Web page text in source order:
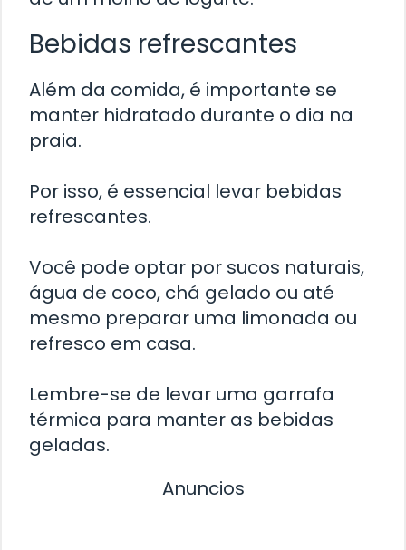
Bebidas refrescantes
Além da comida, é importante se
manter hidratado durante o dia na
praia.
Por isso, é essencial levar bebidas
refrescantes.
Você pode optar por sucos naturais,
água de coco, chá gelado ou até
mesmo preparar uma limonada ou
refresco em casa.
Lembre-se de levar uma garrafa
térmica para manter as bebidas
geladas.
Anuncios